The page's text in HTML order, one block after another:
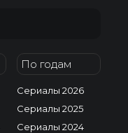
По годам
Сериалы 2026
Сериалы 2025
Сериалы 2024